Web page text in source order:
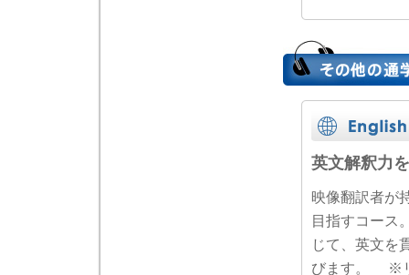
英文解釈力
映像翻訳者が
目指すコース
じて、英文を
びます。 ※